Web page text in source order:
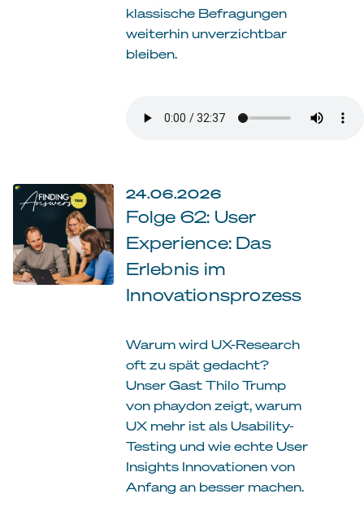
klassische Befragungen
weiterhin unverzichtbar
bleiben.
24.06.2026
Folge 62: User
Experience: Das
Erlebnis im
Innovationsprozess
Warum wird UX-Research
oft zu spät gedacht?
Unser Gast Thilo Trump
von phaydon zeigt, warum
UX mehr ist als Usability-
Testing und wie echte User
Insights Innovationen von
Anfang an besser machen.